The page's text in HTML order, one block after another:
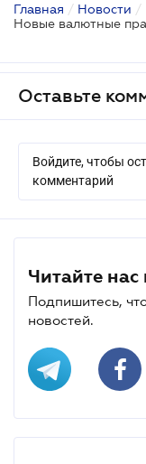
Главная / Новости /
Новые валютные
Оставьте
Войдите, чтобы
комментарий
Читайте нас
Подпишитесь,
новостей.